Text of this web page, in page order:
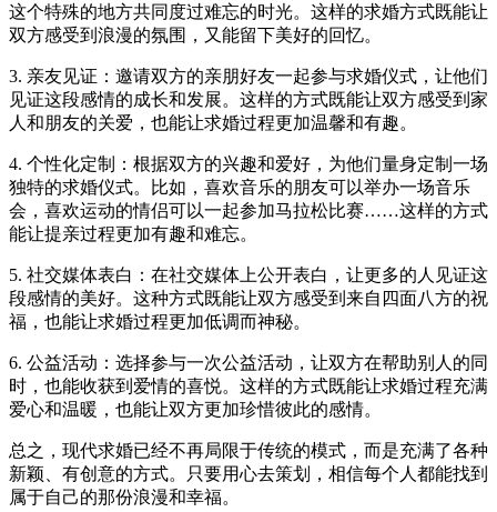
这个特殊的地方共同度过难忘的时光。这样的求婚方式既能让
双方感受到浪漫的氛围，又能留下美好的回忆。
3. 亲友见证：邀请双方的亲朋好友一起参与求婚仪式，让他们
见证这段感情的成长和发展。这样的方式既能让双方感受到家
人和朋友的关爱，也能让求婚过程更加温馨和有趣。
4. 个性化定制：根据双方的兴趣和爱好，为他们量身定制一场
独特的求婚仪式。比如，喜欢音乐的朋友可以举办一场音乐
会，喜欢运动的情侣可以一起参加马拉松比赛……这样的方式
能让提亲过程更加有趣和难忘。
5. 社交媒体表白：在社交媒体上公开表白，让更多的人见证这
段感情的美好。这种方式既能让双方感受到来自四面八方的祝
福，也能让求婚过程更加低调而神秘。
6. 公益活动：选择参与一次公益活动，让双方在帮助别人的同
时，也能收获到爱情的喜悦。这样的方式既能让求婚过程充满
爱心和温暖，也能让双方更加珍惜彼此的感情。
总之，现代求婚已经不再局限于传统的模式，而是充满了各种
新颖、有创意的方式。只要用心去策划，相信每个人都能找到
属于自己的那份浪漫和幸福。